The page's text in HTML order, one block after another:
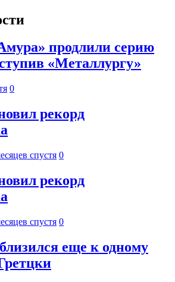
продлили серию
«Металлургу»
0
рекорд
спустя 0
рекорд
спустя 0
еще к одному